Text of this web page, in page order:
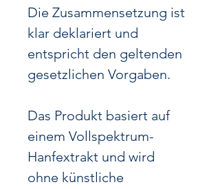
Die Zusammensetzung ist
klar deklariert und
entspricht den geltenden
gesetzlichen Vorgaben.
Das Produkt basiert auf
einem Vollspektrum-
Hanfextrakt und wird
ohne künstliche